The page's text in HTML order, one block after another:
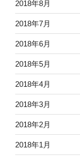
2018年8月
2018年7月
2018年6月
2018年5月
2018年4月
2018年3月
2018年2月
2018年1月